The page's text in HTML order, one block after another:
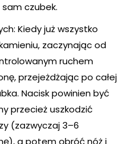
czubek.
Kiedy już wszystko
zaczynając od
ruchem
przejeżdżając po całej
Nacisk powinien być
przecież uszkodzić
(zazwyczaj 3–6